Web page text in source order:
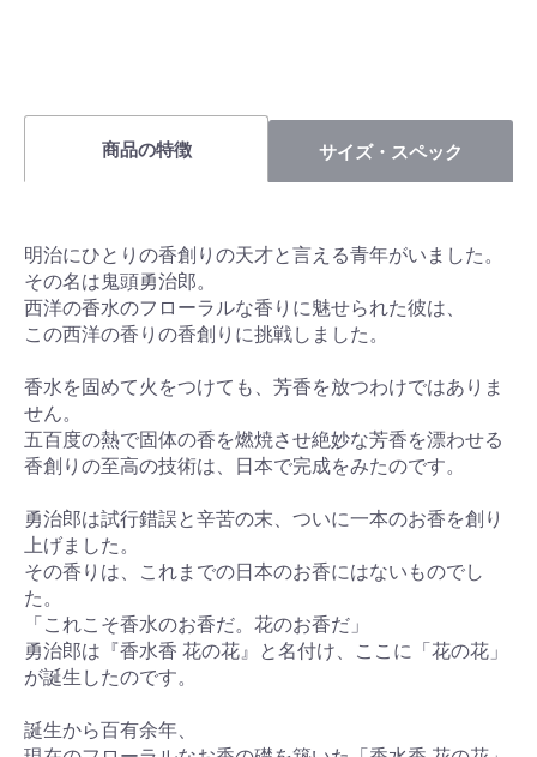
商品の特徴 サイズ・スペック
明治にひとりの香創りの天才と言える青年がいました。
その名は鬼頭勇治郎。
西洋の香水のフローラルな香りに魅せられた彼は、
この西洋の香りの香創りに挑戦しました。
香水を固めて火をつけても、芳香を放つわけではありま
せん。
五百度の熱で固体の香を燃焼させ絶妙な芳香を漂わせる
香創りの至高の技術は、日本で完成をみたのです。
勇治郎は試行錯誤と辛苦の末、ついに一本のお香を創り
上げました。
その香りは、これまでの日本のお香にはないものでし
た。
「これこそ香水のお香だ。花のお香だ」
勇治郎は『香水香 花の花』と名付け、ここに「花の花」
が誕生したのです。
誕生から百有余年、